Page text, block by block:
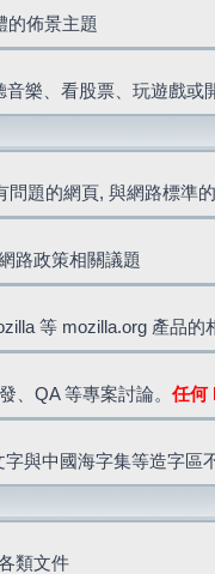
的佈景主題
樂、看股票、玩遊戲或
題的網頁, 與網路標準
路政策相關議題
等 mozilla.org 產品的
、QA 等專案討論。 任何
與中國海字集等造字區
類文件